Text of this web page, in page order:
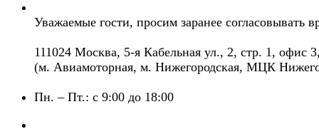
Уважаемые гости, просим заранее согласовывать
111024 Москва, 5-я Кабельная ул., 2, стр. 1, офис
(м. Авиамоторная, м. Нижегородская, МЦК
Пн. – Пт.: с 9:00 до 18:00